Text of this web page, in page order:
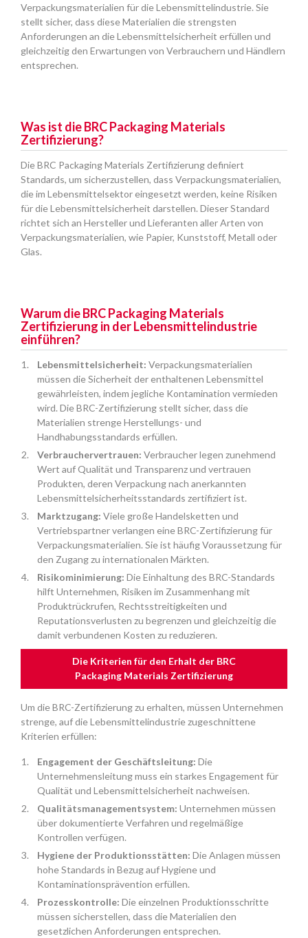
Verpackungsmaterialien für die Lebensmittelindustrie. Sie
stellt sicher, dass diese Materialien die strengsten
Anforderungen an die Lebensmittelsicherheit erfüllen und
gleichzeitig den Erwartungen von Verbrauchern und Händlern
entsprechen.
Was ist die BRC Packaging Materials
Zertifizierung?
Die BRC Packaging Materials Zertifizierung definiert
Standards, um sicherzustellen, dass Verpackungsmaterialien,
die im Lebensmittelsektor eingesetzt werden, keine Risiken
für die Lebensmittelsicherheit darstellen. Dieser Standard
richtet sich an Hersteller und Lieferanten aller Arten von
Verpackungsmaterialien, wie Papier, Kunststoff, Metall oder
Glas.
Warum die BRC Packaging Materials
Zertifizierung in der Lebensmittelindustrie
einführen?
Lebensmittelsicherheit: Verpackungsmaterialien
müssen die Sicherheit der enthaltenen Lebensmittel
gewährleisten, indem jegliche Kontamination vermieden
wird. Die BRC-Zertifizierung stellt sicher, dass die
Materialien strenge Herstellungs- und
Handhabungsstandards erfüllen.
Verbrauchervertrauen: Verbraucher legen zunehmend
Wert auf Qualität und Transparenz und vertrauen
Produkten, deren Verpackung nach anerkannten
Lebensmittelsicherheitsstandards zertifiziert ist.
Marktzugang: Viele große Handelsketten und
Vertriebspartner verlangen eine BRC-Zertifizierung für
Verpackungsmaterialien. Sie ist häufig Voraussetzung für
den Zugang zu internationalen Märkten.
Risikominimierung: Die Einhaltung des BRC-Standards
hilft Unternehmen, Risiken im Zusammenhang mit
Produktrückrufen, Rechtsstreitigkeiten und
Reputationsverlusten zu begrenzen und gleichzeitig die
damit verbundenen Kosten zu reduzieren.
Die Kriterien für den Erhalt der BRC
Packaging Materials Zertifizierung
Um die BRC-Zertifizierung zu erhalten, müssen Unternehmen
strenge, auf die Lebensmittelindustrie zugeschnittene
Kriterien erfüllen:
Engagement der Geschäftsleitung: Die
Unternehmensleitung muss ein starkes Engagement für
Qualität und Lebensmittelsicherheit nachweisen.
Qualitätsmanagementsystem: Unternehmen müssen
über dokumentierte Verfahren und regelmäßige
Kontrollen verfügen.
Hygiene der Produktionsstätten: Die Anlagen müssen
hohe Standards in Bezug auf Hygiene und
Kontaminationsprävention erfüllen.
Prozesskontrolle: Die einzelnen Produktionsschritte
müssen sicherstellen, dass die Materialien den
gesetzlichen Anforderungen entsprechen.